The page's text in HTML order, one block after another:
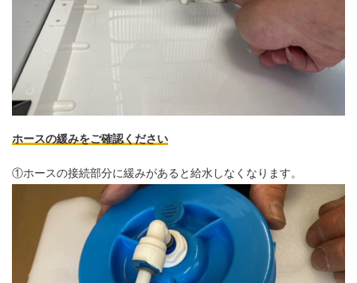
ホースの緩みをご確認ください
①ホースの接続部分に緩みがあると給水しなくなります。